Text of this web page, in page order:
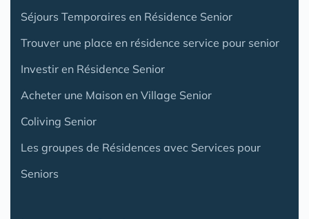
Séjours Temporaires en Résidence Senior
Trouver une place en résidence service pour senior
Investir en Résidence Senior
Acheter une Maison en Village Senior
Coliving Senior
Les groupes de Résidences avec Services pour
Seniors